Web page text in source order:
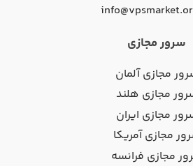
سرور مجازی
مجازی آلمان
مجازی هلند
مجازی ایران
مجازی آمریکا
مجازی فرانسه